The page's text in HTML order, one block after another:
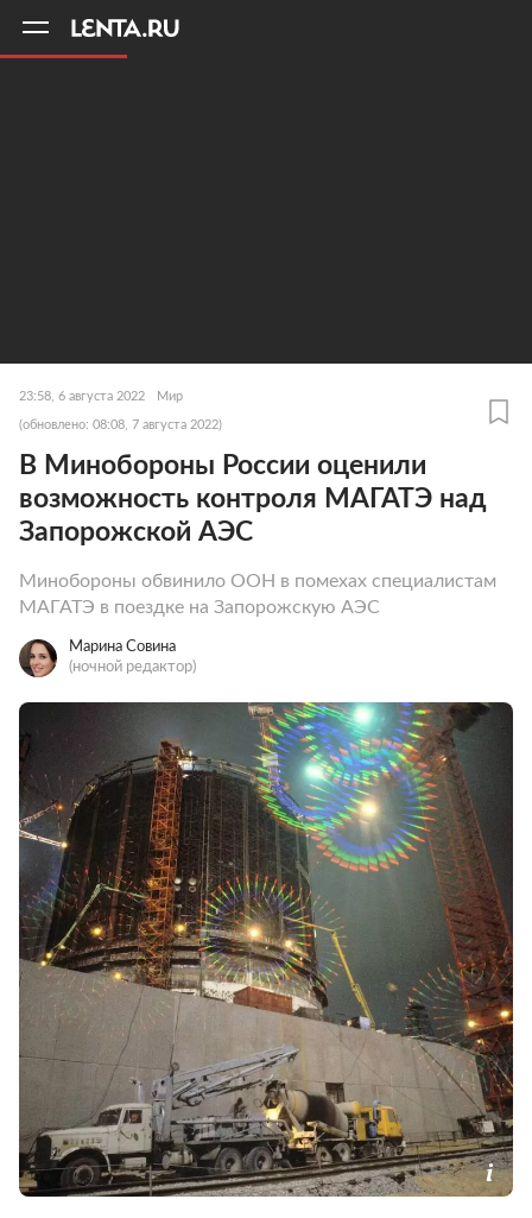
23:58, 6 августа 2022 Мир
(обновлено: 08:08, 7 августа 2022)
В Минобороны России оценили
возможность контроля МАГАТЭ над
Запорожской АЭС
Минобороны обвинило ООН в помехах специалистам
МАГАТЭ в поездке на Запорожскую АЭС
Марина Совина
(ночной редактор)